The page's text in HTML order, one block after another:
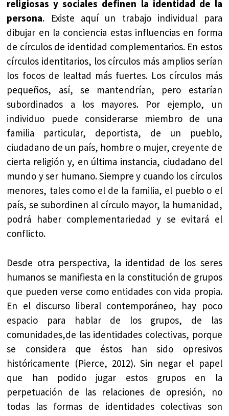
religiosas y sociales definen la identidad de la
persona. Existe aquí un trabajo individual para
dibujar en la conciencia estas influencias en forma
de círculos de identidad complementarios. En estos
círculos identitarios, los círculos más amplios serían
los focos de lealtad más fuertes. Los círculos más
pequeños, así, se mantendrían, pero estarían
subordinados a los mayores. Por ejemplo, un
individuo puede considerarse miembro de una
familia particular, deportista, de un pueblo,
ciudadano de un país, hombre o mujer, creyente de
cierta religión y, en última instancia, ciudadano del
mundo y ser humano. Siempre y cuando los círculos
menores, tales como el de la familia, el pueblo o el
país, se subordinen al círculo mayor, la humanidad,
podrá haber complementariedad y se evitará el
conflicto.
Desde otra perspectiva, la identidad de los seres
humanos se manifiesta en la constitución de grupos
que pueden verse como entidades con vida propia.
En el discurso liberal contemporáneo, hay poco
espacio para hablar de los grupos, de las
comunidades,de las identidades colectivas, porque
se considera que éstos han sido opresivos
históricamente (Pierce, 2012). Sin negar el papel
que han podido jugar estos grupos en la
perpetuación de las relaciones de opresión, no
todas las formas de identidades colectivas son